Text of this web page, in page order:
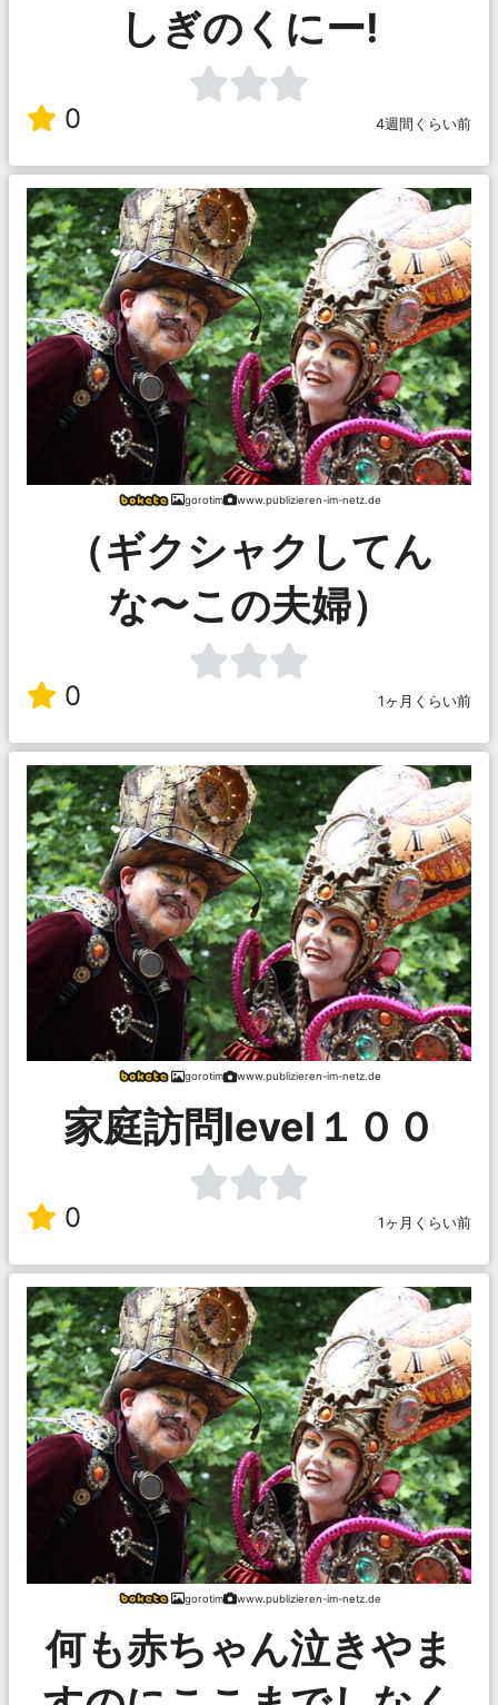
しぎのくにー!
0 4週間くらい前
gorotim www.publizieren-im-netz.de
（ギクシャクしてん
な〜この夫婦）
0 1ヶ月くらい前
gorotim www.publizieren-im-netz.de
家庭訪問level１００
0 1ヶ月くらい前
gorotim www.publizieren-im-netz.de
何も赤ちゃん泣きやま